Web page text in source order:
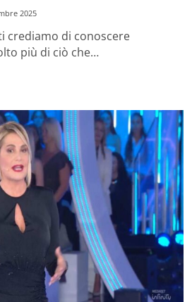
2025
crediamo di conoscere
più di ciò che…